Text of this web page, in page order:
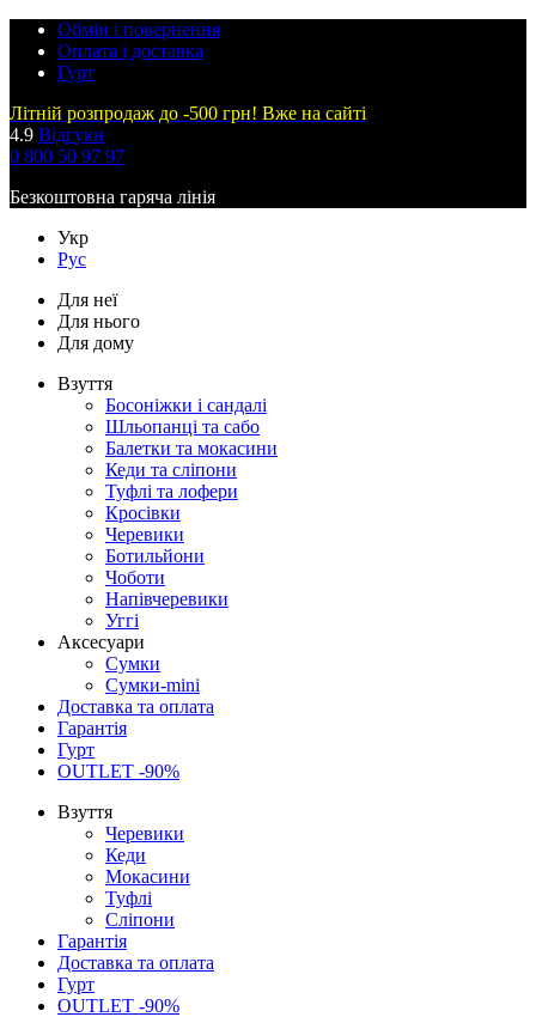
Обмін і повернення
Оплата і доставка
Гурт
Літній розпродаж до -500 грн! Вже на сайті
4.9 Відгуки
0 800 50 97 97
Безкоштовна гаряча лінія
Укр
Рус
Для неї
Для нього
Для дому
Взуття
Босоніжки і сандалі
Шльопанці та сабо
Балетки та мокасини
Кеди та сліпони
Туфлі та лофери
Кросівки
Черевики
Ботильйони
Чоботи
Напівчеревики
Уггі
Аксесуари
Сумки
Сумки-mini
Доставка та оплата
Гарантія
Гурт
OUTLET -90%
Взуття
Черевики
Кеди
Мокасини
Туфлі
Сліпони
Гарантія
Доставка та оплата
Гурт
OUTLET -90%